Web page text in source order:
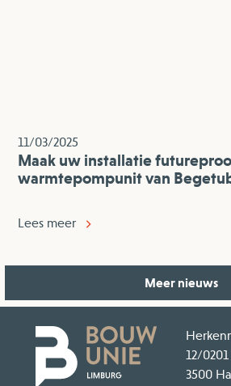
11/03/2025
Maak uw installatie
warmtepompunit van
Lees meer
Meer nieuws
12/0201
3500